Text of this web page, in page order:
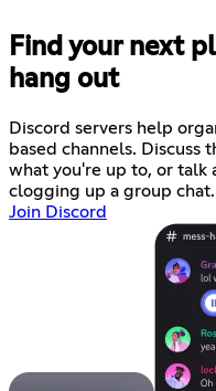
Find your next
hang out
Discord servers help
based channels. Discuss
what you're up to, or
clogging up a group chat.
Join Discord